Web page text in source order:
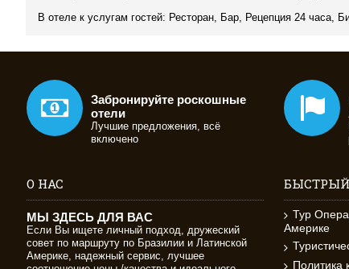
В отеле к услугам гостей: Ресторан, Бар, Рецепция 24 часа,
Забронируйте роскошные
отели
Лучшие предложения, всё
включено
О НАС
МЫ ЗДЕСЬ ДЛЯ ВАС
Если Вы ищете личный подход, дружеский
совет по маршруту по Бразилии и Латинской
Америке, надежный сервис, лучшее
Тур
Америке
Политика